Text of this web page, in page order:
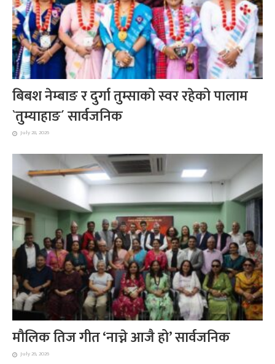
बिबश नेम्बाङ र दुर्गा तुम्साको स्वर रहेको पालाम
`तुम्याहाङ´ सार्वजनिक
July 28, 2026
मौलिक तिज गीत ‘नाच्ने आजै हो’ सार्वजनिक
July 26, 2026